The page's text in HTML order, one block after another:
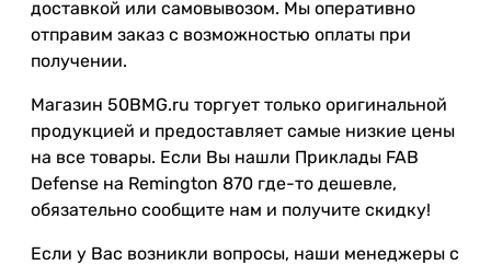
доставкой или самовывозом. Мы оперативно
отправим заказ с возможностью оплаты при
получении.
Магазин 50BMG.ru торгует только оригинальной
продукцией и предоставляет самые низкие цены
на все товары. Если Вы нашли Приклады FAB
Defense на Remington 870 где-то дешевле,
обязательно сообщите нам и получите скидку!
Если у Вас возникли вопросы, наши менеджеры с